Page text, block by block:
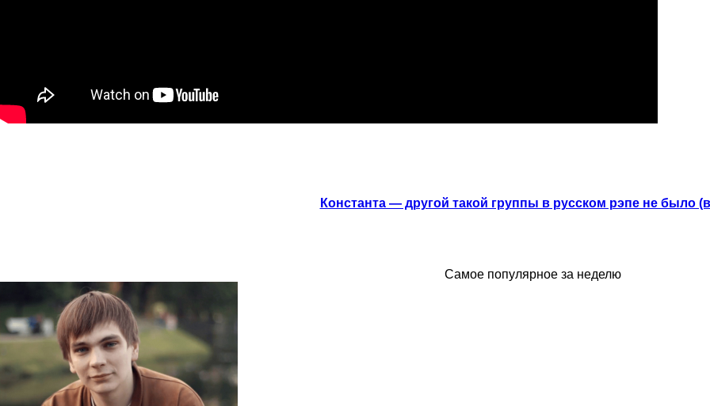
Константа — другой такой группы в русском рэпе не было
Самое популярное за неделю